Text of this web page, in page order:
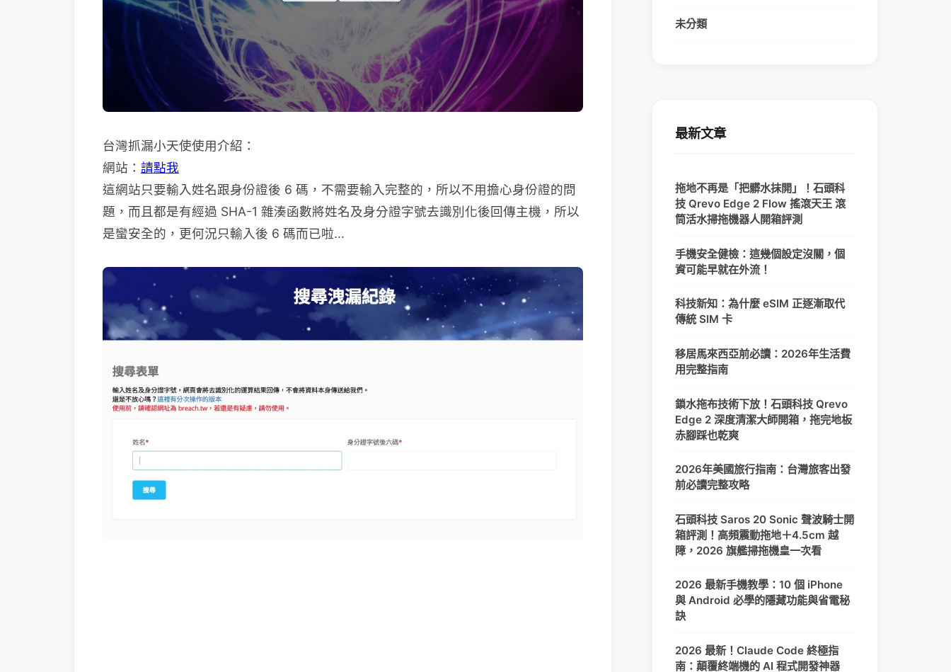
台灣抓漏小天使使用介紹：
網站： 請點我
這網站只要輸入姓名跟身份證後 6 碼，不需要輸入完整的，所以不用擔心身份證的問
題，而且都是有經過 SHA-1 雜湊函數將姓名及身分證字號去識別化後回傳主機，所以
是蠻安全的，更何況只輸入後 6 碼而已啦...
未分類
最新文章
拖地不再是「把髒水抹開」！石頭科
技 Qrevo Edge 2 Flow 搖滾天王 滾
筒活水掃拖機器人開箱評測
手機安全健檢：這幾個設定沒關，個
資可能早就在外流！
科技新知：為什麼 eSIM 正逐漸取代
傳統 SIM 卡
移居馬來西亞前必讀：2026年生活費
用完整指南
鎖水拖布技術下放！石頭科技 Qrevo
Edge 2 深度清潔大師開箱，拖完地板
赤腳踩也乾爽
2026年美國旅行指南：台灣旅客出發
前必讀完整攻略
石頭科技 Saros 20 Sonic 聲波騎士開
箱評測！高頻震動拖地＋4.5cm 越
障，2026 旗艦掃拖機皇一次看
2026 最新手機教學：10 個 iPhone
與 Android 必學的隱藏功能與省電秘
訣
2026 最新！Claude Code 終極指
南：顛覆終端機的 AI 程式開發神器